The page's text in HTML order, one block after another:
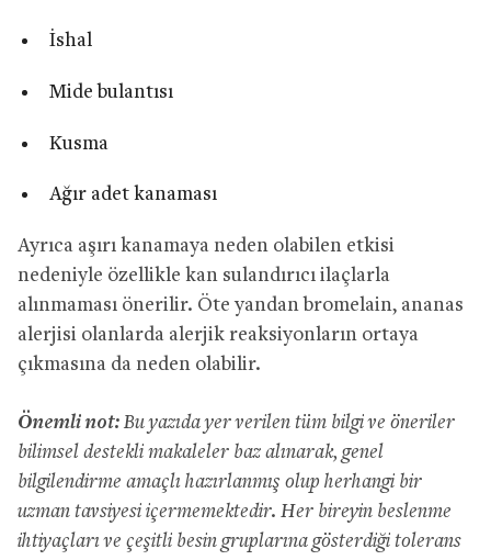
İshal
Mide bulantısı
Kusma
Ağır adet kanaması
Ayrıca aşırı kanamaya neden olabilen etkisi
nedeniyle özellikle kan sulandırıcı ilaçlarla
alınmaması önerilir. Öte yandan bromelain, ananas
alerjisi olanlarda alerjik reaksiyonların ortaya
çıkmasına da neden olabilir.
Önemli not: Bu yazıda yer verilen tüm bilgi ve öneriler
bilimsel destekli makaleler baz alınarak, genel
bilgilendirme amaçlı hazırlanmış olup herhangi bir
uzman tavsiyesi içermemektedir. Her bireyin beslenme
ihtiyaçları ve çeşitli besin gruplarına gösterdiği tolerans